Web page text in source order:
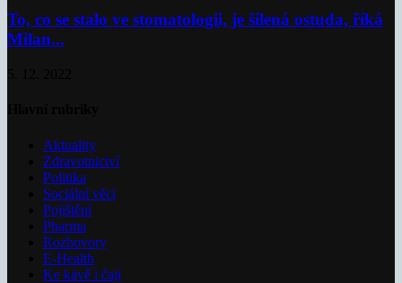
To, co se stalo ve stomatologii, je šílená ostuda, říká
Milan...
Aktuality
Zdravotnictví
Politika
Sociální věci
Pojištění
Pharma
Rozhovory
E-Health
Ke kávě i čaji